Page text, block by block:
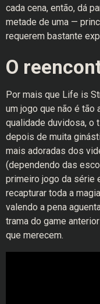
cada cena, então, dá
metade de uma —
requerem bastante
O
Por mais que Life is
um jogo que não é tão
qualidade duvidosa, o
depois de muita
mais adoradas dos
(dependendo das
primeiro jogo da série
recapturar toda a
valendo a pena
trama do game
que merecem.